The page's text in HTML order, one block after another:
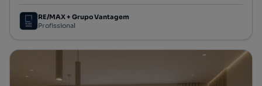
RE/MAX + Grupo Vantagem
Profissional